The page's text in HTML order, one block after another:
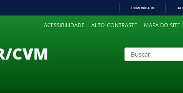
PARA
COMUNICA BR
ACESSIBILIDADE ALTO-CONTRASTE MAPA DO SITE
CVM